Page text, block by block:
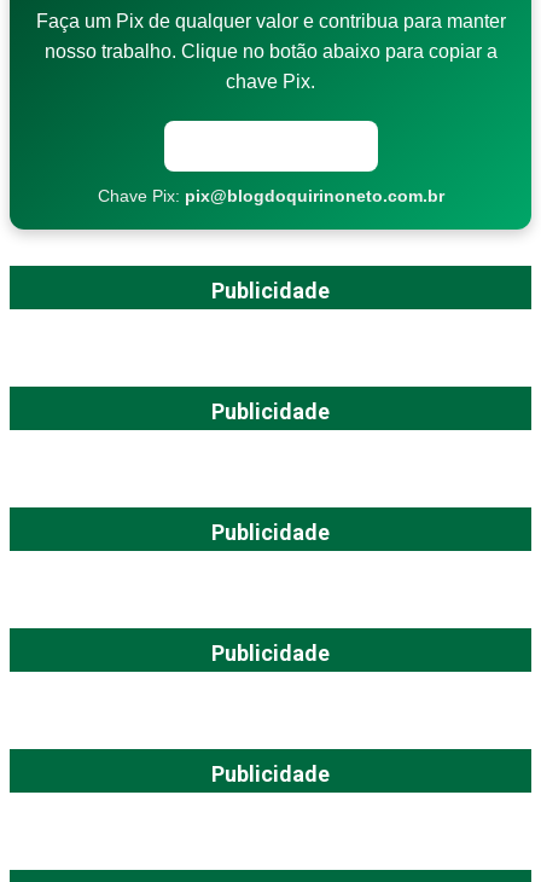
Faça um Pix de qualquer valor e contribua para manter
nosso trabalho. Clique no botão abaixo para copiar a
chave Pix.
Chave Pix: pix@blogdoquirinoneto.com.br
Publicidade
Publicidade
Publicidade
Publicidade
Publicidade